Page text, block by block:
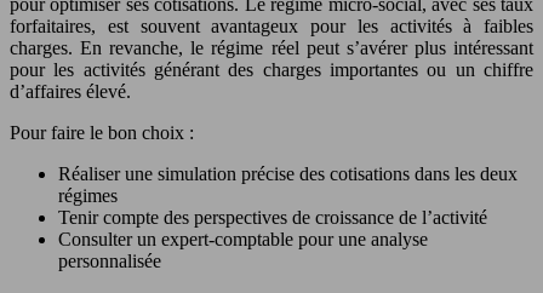
forfaitaires, est souvent avantageux pour les activités à faibles
charges. En revanche, le régime réel peut s’avérer plus intéressant
pour les activités générant des charges importantes ou un chiffre
d’affaires élevé.
Pour faire le bon choix :
Réaliser une simulation précise des cotisations dans les deux
régimes
Tenir compte des perspectives de croissance de l’activité
Consulter un expert-comptable pour une analyse
personnalisée